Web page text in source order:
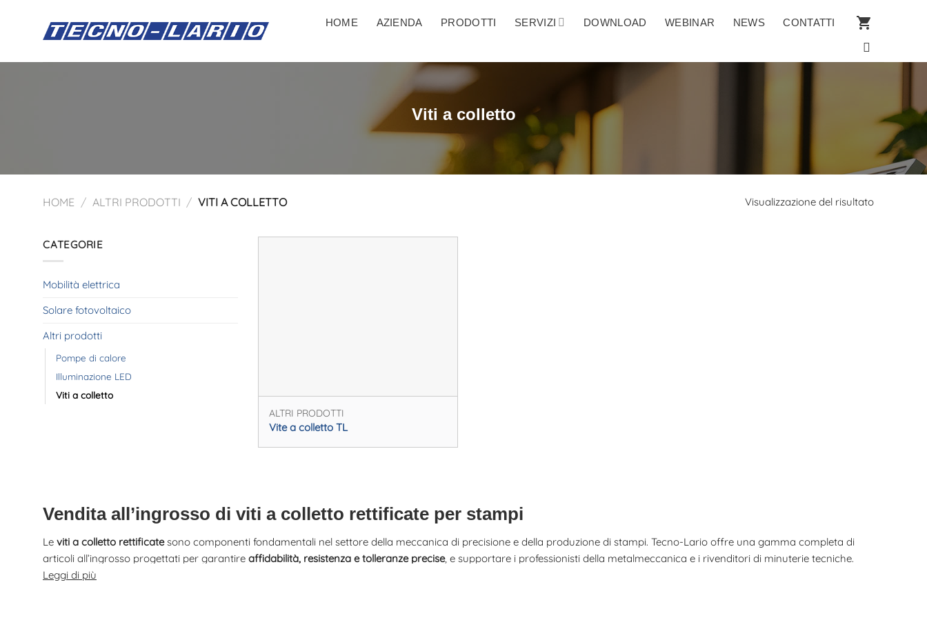
contenuti
HOME AZIENDA PRODOTTI SERVIZI DOWNLOAD WEBINAR NEWS CONTATTI
Viti a colletto
HOME / ALTRI PRODOTTI / VITI A COLLETTO Visualizzazione del risultato
CATEGORIE
Mobilità elettrica
Solare fotovoltaico
Altri prodotti
Pompe di calore
Illuminazione LED
Viti a colletto
ALTRI PRODOTTI
Vite a colletto TL
Vendita all’ingrosso di viti a colletto rettificate per stampi
Le viti a colletto rettificatesono componenti fondamentali nel settore della meccanica di precisione e della produzione di stampi. Tecno-Lario offre una gamma completa di
articoli all’ingrosso progettati per garantire affidabilità, resistenza e tolleranze precise, e supportare i professionisti della metalmeccanica e i rivenditori di minuterie tecniche.
Leggi di più